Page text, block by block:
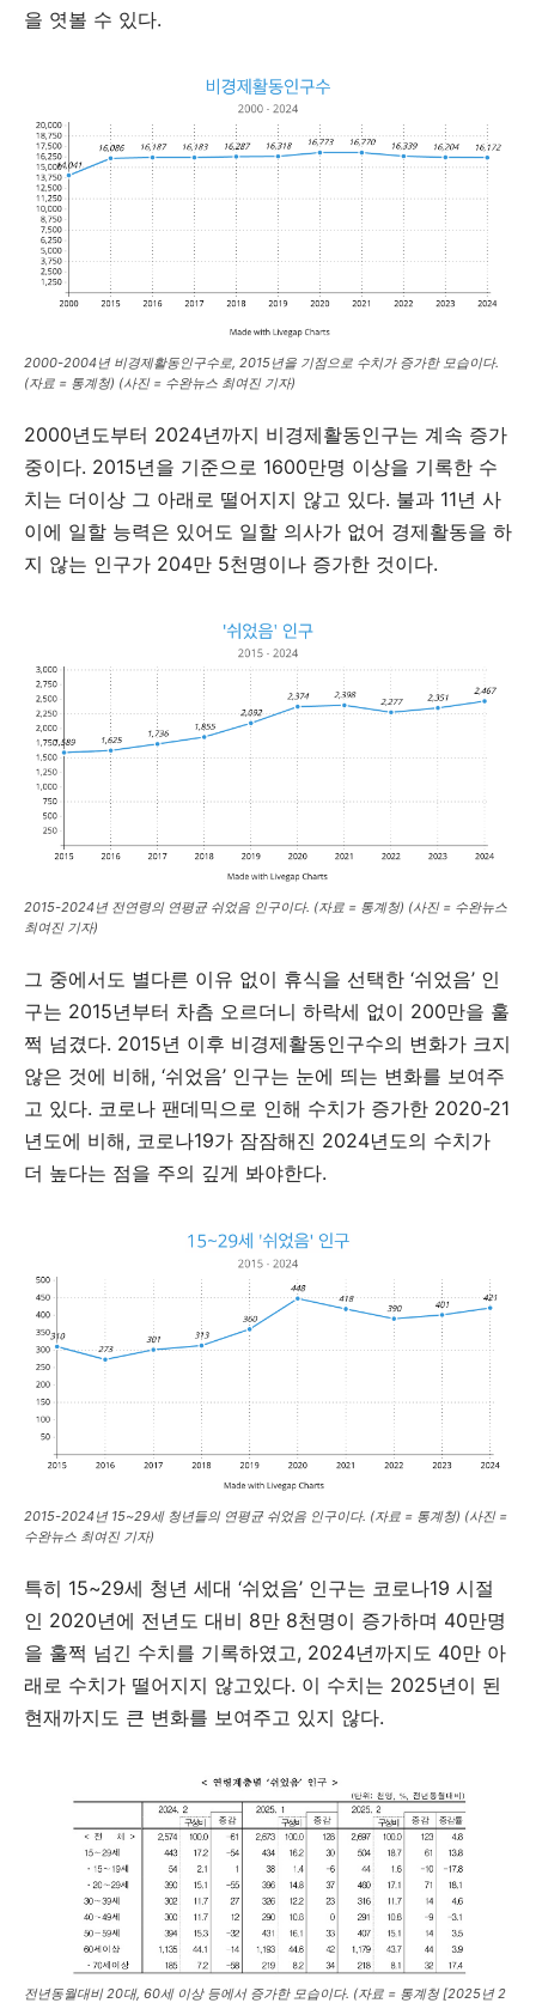
을 엿볼 수 있다.
2000-2004년 비경제활동인구수로, 2015년을 기점으로 수치가 증가한 모습이다.
(자료 = 통계청) (사진 = 수완뉴스 최여진 기자)
2000년도부터 2024년까지 비경제활동인구는 계속 증가
중이다. 2015년을 기준으로 1600만명 이상을 기록한 수
치는 더이상 그 아래로 떨어지지 않고 있다. 불과 11년 사
이에 일할 능력은 있어도 일할 의사가 없어 경제활동을 하
지 않는 인구가 204만 5천명이나 증가한 것이다.
2015-2024년 전연령의 연평균 쉬었음 인구이다. (자료 = 통계청) (사진 = 수완뉴스
최여진 기자)
그 중에서도 별다른 이유 없이 휴식을 선택한 ‘쉬었음’ 인
구는 2015년부터 차츰 오르더니 하락세 없이 200만을 훌
쩍 넘겼다. 2015년 이후 비경제활동인구수의 변화가 크지
않은 것에 비해, ‘쉬었음’ 인구는 눈에 띄는 변화를 보여주
고 있다. 코로나 팬데믹으로 인해 수치가 증가한 2020-21
년도에 비해, 코로나19가 잠잠해진 2024년도의 수치가
더 높다는 점을 주의 깊게 봐야한다.
2015-2024년 15~29세 청년들의 연평균 쉬었음 인구이다. (자료 = 통계청) (사진 =
수완뉴스 최여진 기자)
특히 15~29세 청년 세대 ‘쉬었음’ 인구는 코로나19 시절
인 2020년에 전년도 대비 8만 8천명이 증가하며 40만명
을 훌쩍 넘긴 수치를 기록하였고, 2024년까지도 40만 아
래로 수치가 떨어지지 않고있다. 이 수치는 2025년이 된
현재까지도 큰 변화를 보여주고 있지 않다.
전년동월대비 20대, 60세 이상 등에서 증가한 모습이다. (자료 = 통계청 [2025년 2